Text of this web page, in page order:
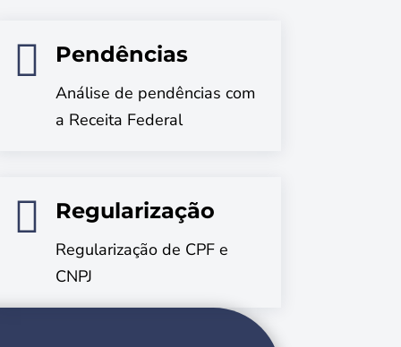
 Pendências
Análise de pendências com
a Receita Federal
 Regularização
Regularização de CPF e
CNPJ